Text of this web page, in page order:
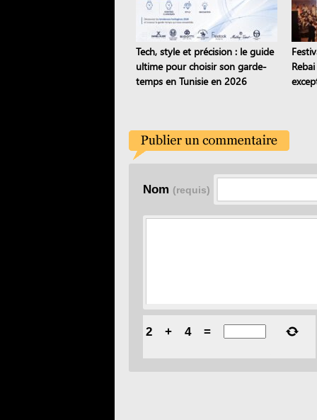
Tech, style et précision : le guide
ultime pour choisir son garde-
temps en Tunisie en 2026
Nom (requis)
2 + 4 =